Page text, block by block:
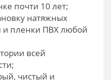
почти 10 лет;
натяжных
и пленки ПВХ любой
всей
чистый и